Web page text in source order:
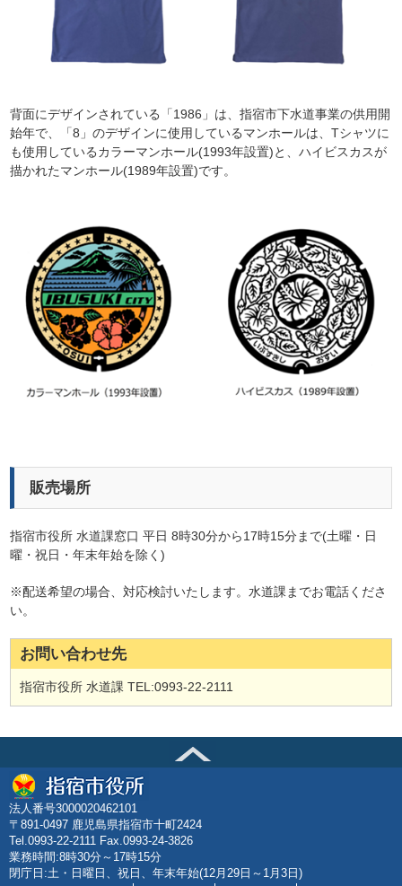
背面にデザインされている「1986」は、指宿市下水道事業の供用開
始年で、「8」のデザインに使用しているマンホールは、Tシャツに
も使用しているカラーマンホール(1993年設置)と、ハイビスカスが
描かれたマンホール(1989年設置)です。
販売場所
指宿市役所 水道課窓口 平日 8時30分から17時15分まで(土曜・日
曜・祝日・年末年始を除く)
※配送希望の場合、対応検討いたします。水道課までお電話くださ
い。
お問い合わせ先
指宿市役所 水道課 TEL:0993-22-2111
法人番号3000020462101
〒891-0497 鹿児島県指宿市十町2424
Tel.0993-22-2111 Fax.0993-24-3826
業務時間:8時30分～17時15分
閉庁日:土・日曜日、祝日、年末年始(12月29日～1月3日)